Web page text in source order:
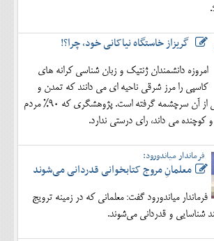
گریزاز خاستگاه نیاکانی خود، چرا؟!
امروزه دانشمندان ژنتیک و زبان شناسی کرانه های
کاسپی را مرز شرقی ناحیه ای می دانند که تمدن و
فرهنگ هند و اروپایی از آن سرچشمه گرفته است. پژوهشگری که 90% مردم
کوچنده می داند، رای درستی ندارد.
فرماندار میاندورود:
معلمانِ مروج کتابخوانی قدردانی می‌شوند
فرماندار میاندورود گفت: معلمانی که در زمینه ترویج
شناسایی و قدردانی می‌شوند.